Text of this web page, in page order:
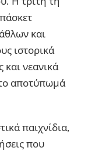
και
ιστορικά
νεανικά
αποτύπωμά
παιχνίδια,
που